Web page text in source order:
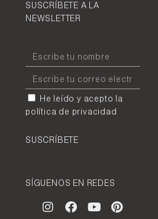
SUSCRÍBETE A LA
NEWSLETTER
He leído y acepto la
política de privacidad
SUSCRÍBETE
SÍGUENOS EN REDES